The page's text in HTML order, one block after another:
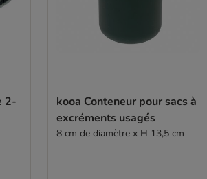
2-
kooa Conteneur pour sacs à
excréments usagés
8 cm de diamètre x H 13,5 cm